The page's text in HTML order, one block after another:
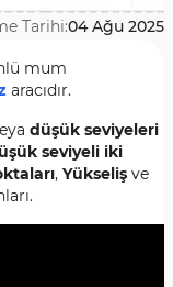
Tarihi:04 Ağu 2025
mum
aracıdır.
düşük seviyeleri
seviyeli iki
, Yükseliş ve